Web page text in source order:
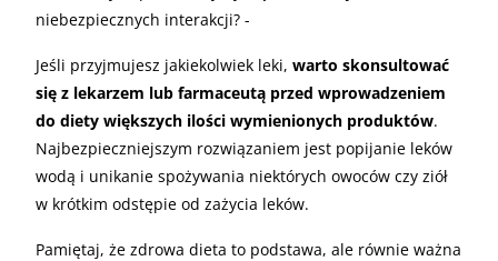
niebezpiecznych interakcji? -
Jeśli przyjmujesz jakiekolwiek leki, warto skonsultować
się z lekarzem lub farmaceutą przed wprowadzeniem
do diety większych ilości wymienionych produktów.
Najbezpieczniejszym rozwiązaniem jest popijanie leków
wodą i unikanie spożywania niektórych owoców czy ziół
w krótkim odstępie od zażycia leków.
Pamiętaj, że zdrowa dieta to podstawa, ale równie ważna